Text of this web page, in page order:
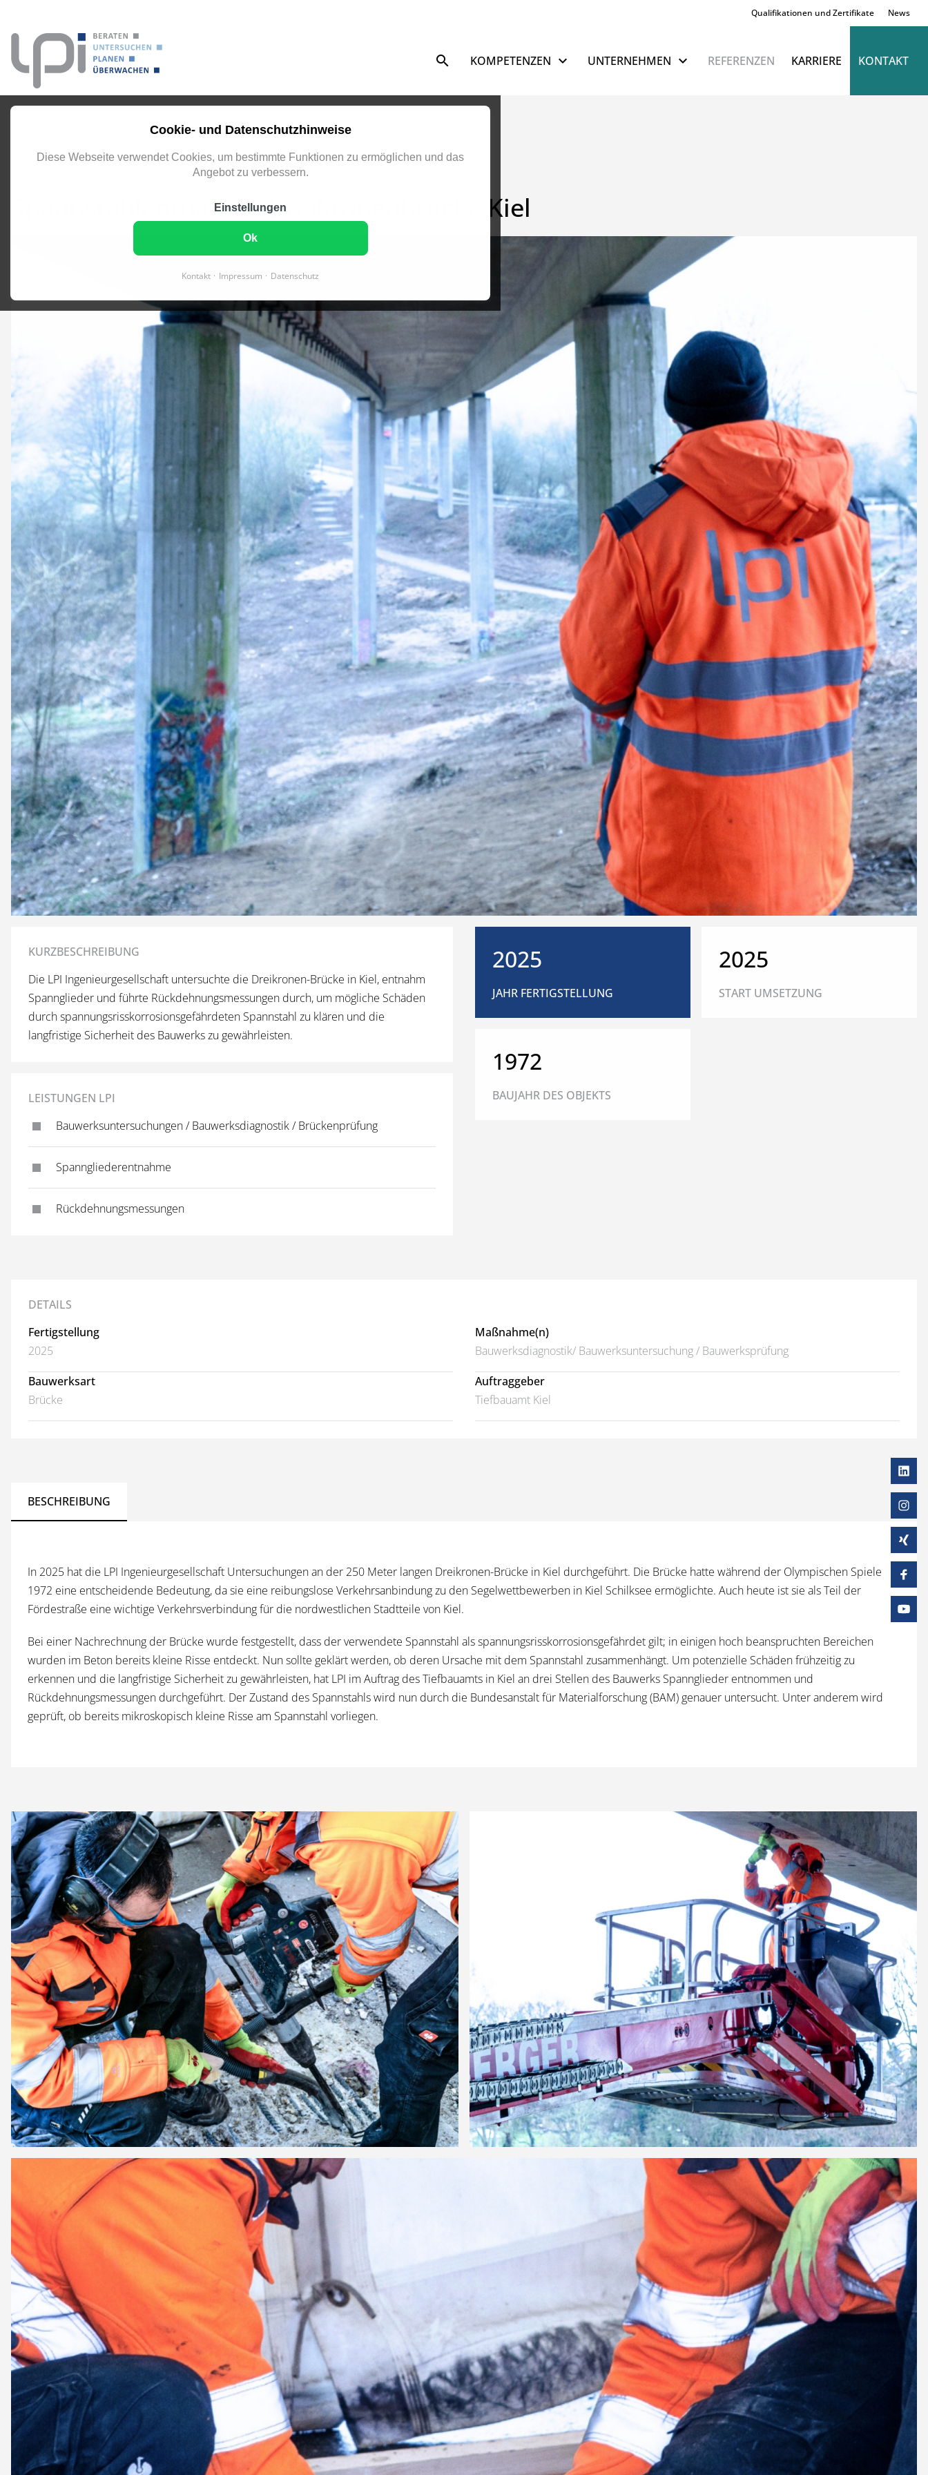
Cookie- und Datenschutzhinweise
Diese Webseite verwendet Cookies, um bestimmte Funktionen zu ermöglichen und das
Angebot zu verbessern.
Einstellungen
Ok
Kontakt Impressum Datenschutz
Navigation überspringen
Qualifikationen und Zertifikate News
KOMPETENZEN
UNTERNEHMEN REFERENZEN KARRIERE KONTAKT
Spannstahlentnahme Dreikronenbrücke Kiel
KURZBESCHREIBUNG
Die LPI Ingenieurgesellschaft untersuchte die Dreikronen-Brücke in Kiel, entnahm
Spannglieder und führte Rückdehnungsmessungen durch, um mögliche Schäden
durch spannungsrisskorrosionsgefährdeten Spannstahl zu klären und die
langfristige Sicherheit des Bauwerks zu gewährleisten.
LEISTUNGEN LPI
Bauwerksuntersuchungen / Bauwerksdiagnostik / Brückenprüfung
Spanngliederentnahme
Rückdehnungsmessungen
2025
JAHR FERTIGSTELLUNG
2025
START UMSETZUNG
1972
BAUJAHR DES OBJEKTS
DETAILS
Fertigstellung
2025
Maßnahme(n)
Bauwerksdiagnostik/ Bauwerksuntersuchung / Bauwerksprüfung
Bauwerksart
Brücke
Auftraggeber
Tiefbauamt Kiel
BESCHREIBUNG
In 2025 hat die LPI Ingenieurgesellschaft Untersuchungen an der 250 Meter langen Dreikronen-Brücke in Kiel durchgeführt. Die Brücke hatte während der Olympischen Spiele
1972 eine entscheidende Bedeutung, da sie eine reibungslose Verkehrsanbindung zu den Segelwettbewerben in Kiel Schilksee ermöglichte. Auch heute ist sie als Teil der
Fördestraße eine wichtige Verkehrsverbindung für die nordwestlichen Stadtteile von Kiel.
Bei einer Nachrechnung der Brücke wurde festgestellt, dass der verwendete Spannstahl als spannungsrisskorrosionsgefährdet gilt; in einigen hoch beanspruchten Bereichen
wurden im Beton bereits kleine Risse entdeckt. Nun sollte geklärt werden, ob deren Ursache mit dem Spannstahl zusammenhängt. Um potenzielle Schäden frühzeitig zu
erkennen und die langfristige Sicherheit zu gewährleisten, hat LPI im Auftrag des Tiefbauamts in Kiel an drei Stellen des Bauwerks Spannglieder entnommen und
Rückdehnungsmessungen durchgeführt. Der Zustand des Spannstahls wird nun durch die Bundesanstalt für Materialforschung (BAM) genauer untersucht. Unter anderem wird
geprüft, ob bereits mikroskopisch kleine Risse am Spannstahl vorliegen.